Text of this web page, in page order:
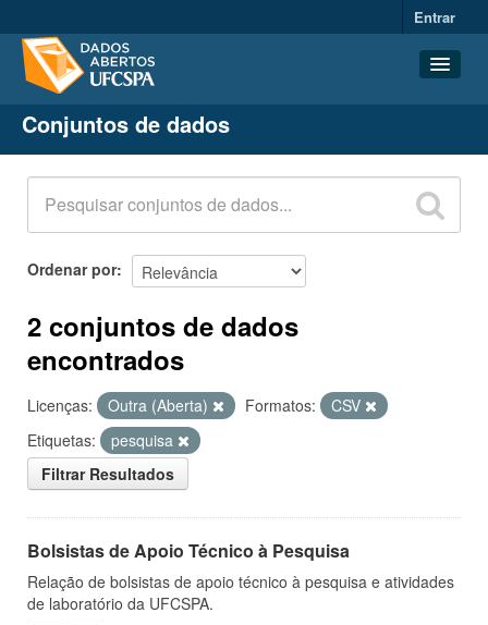
Entrar
Conjuntos de dados
Organizações
Grupos
Sobre
Conjuntos de dados
Ordenar por
2 conjuntos de dados
encontrados
Licenças: Outra (Aberta) Formatos:
CSV
Etiquetas:
pesquisa
Filtrar Resultados
Bolsistas de Apoio Técnico à Pesquisa
Relação de bolsistas de apoio técnico à pesquisa e atividades
de laboratório da UFCSPA.